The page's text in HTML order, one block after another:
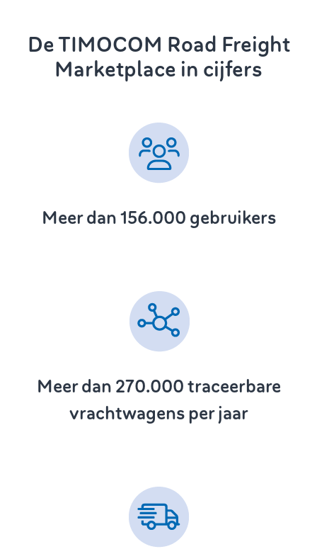
De TIMOCOM Road Freight
Marketplace in cijfers
Meer dan 156.000 gebruikers
Meer dan 270.000traceerbare
vrachtwagens per jaar